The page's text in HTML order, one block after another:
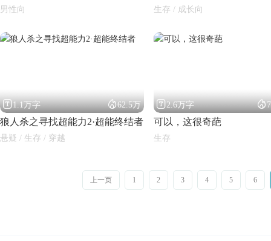
男性向 生存 / 成长向
1.1万字 62.5万
狼人杀之寻找超能力2·超能终结者
悬疑 / 生存 / 穿越
2.6万字 
可以，这很奇葩
生存
上一页 1 2 3 4 5 6